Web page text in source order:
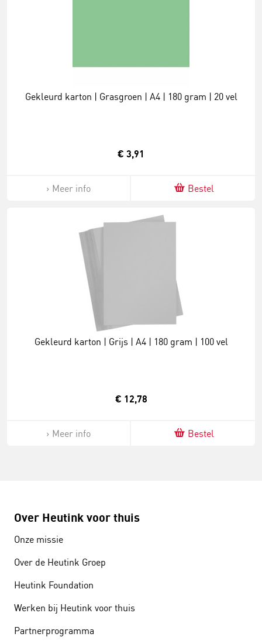
Gekleurd karton | Grasgroen | A4 | 180 gram | 20 vel
€ 3,91
Meer info Bestel
Gekleurd karton | Grijs | A4 | 180 gram | 100 vel
€ 12,78
Meer info Bestel
Over Heutink voor thuis
Onze missie
Over de Heutink Groep
Heutink Foundation
Werken bij Heutink voor thuis
Partnerprogramma